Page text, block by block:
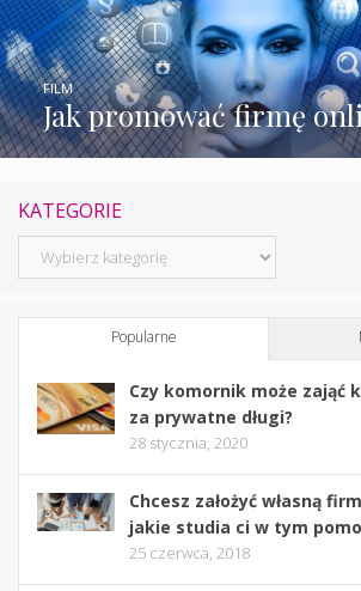
Jak promować firmę
FILM
KATEGORIE
Kategorie
Popularne
Czy komornik może zająć
za prywatne długi?
28 stycznia, 2020
Chcesz założyć własną
jakie studia ci w tym
25 czerwca, 2018